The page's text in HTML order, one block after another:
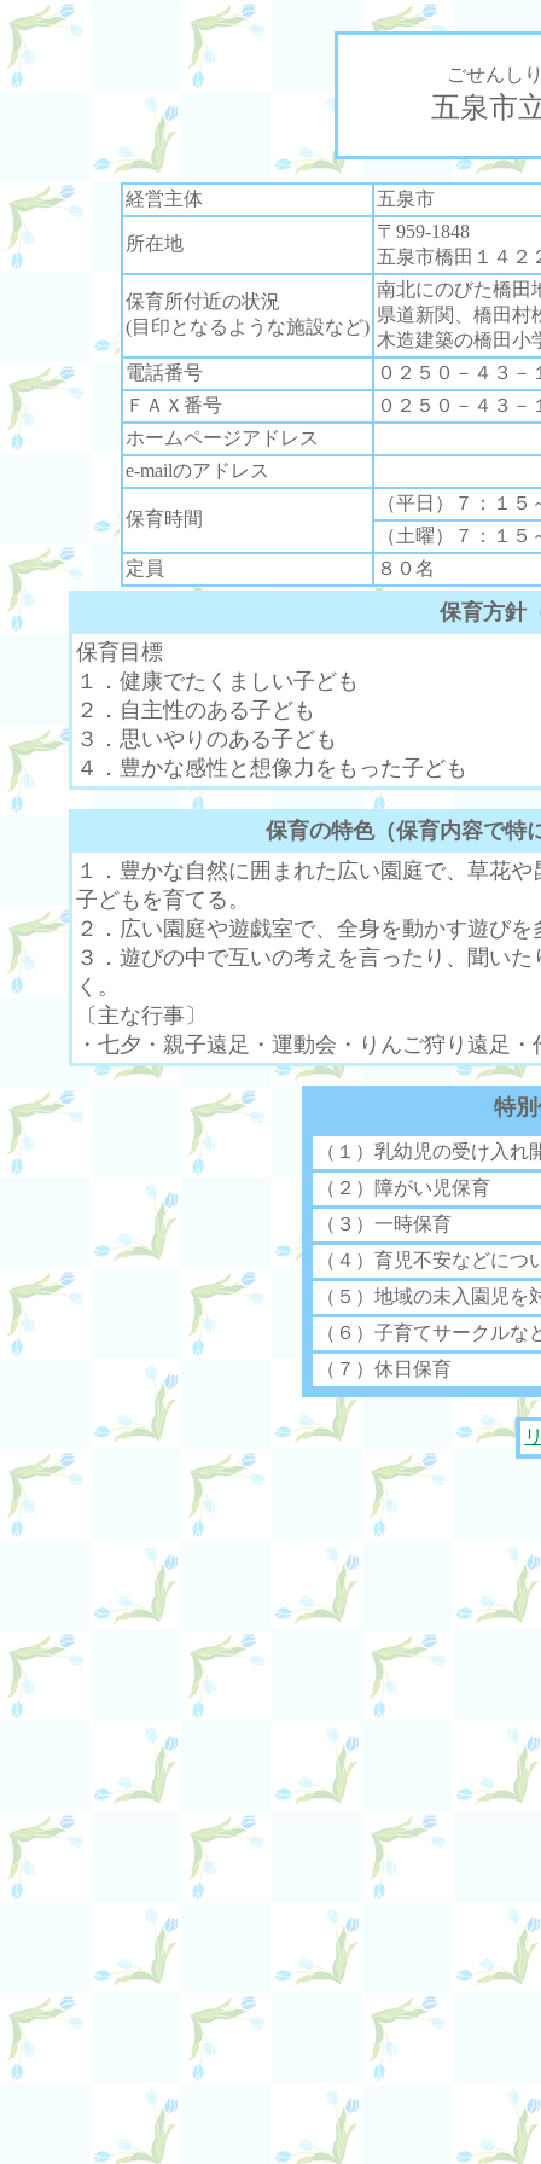
ごせんし
五泉市
経営主体 五泉市
所在地
〒959-1848
五泉市橋田１４２
保育所付近の状況
(目印となるような施設など)
南北にのびた橋田
県道新関、橋田村
木造建築の橋田小
電話番号
０２５０－４３－
ＦＡＸ番号
０２５０－４３－
ホームページアドレス
e-mailのアドレス
保育時間
（平日）７：１
（土曜）７：１
定員
８０名
保育方針
保育目標
１．健康でたくましい子ども
２．自主性のある子ども
３．思いやりのある子ども
４．豊かな感性と想像力をもった子ども
保育の特色（保育内容で特
１．豊かな自然に囲まれた広い園庭で、草花
子どもを育てる。
２．広い園庭や遊戯室で、全身を動かす遊び
３．遊びの中で互いの考えを言ったり、聞い
く。
〔主な行事〕
・七夕・親子遠足・運動会・りんご狩り遠足
特
（１）乳幼児の受け入れ
（２）障がい児保育
（３）一時保育
（４）育児不安などにつ
（５）地域の未入園児
（６）子育てサークルな
（７）休日保育